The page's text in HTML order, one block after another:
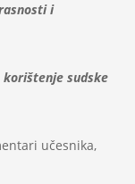
i
sudske
učesnika,